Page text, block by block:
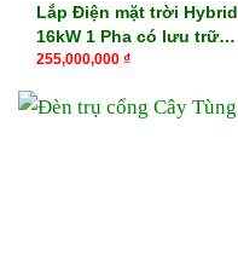
Lắp Điện mặt trời Hybrid
16kW 1 Pha có lưu trữ
16kWh, 32kWh
255,000,000 ₫